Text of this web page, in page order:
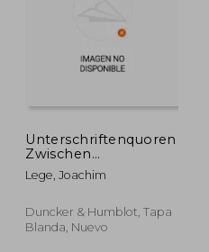
₡
Unterschriftenquoren
Zwischen
Parteienstaat Und
Selbstverwaltung: Die
Zum Kommunalen
Wahlvorschlagsrecht
Lege, Joachim
Duncker & Humblot, Tapa
Blanda, Nuevo